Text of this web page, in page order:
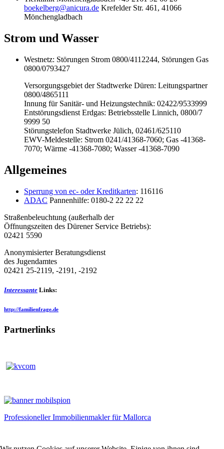
boekelberg@anicura.de Krefelder Str. 461, 41066
Mönchengladbach
Strom und Wasser
Westnetz: Störungen Strom 0800/4112244, Störungen Gas
0800/0793427
Versorgungsgebiet der Stadtwerke Düren: Leitungspartner
0800/4865111
Innung für Sanitär- und Heizungstechnik: 02422/9533999
Entstörungsdienst Erdgas: Betriebsstelle Linnich, 0800/7
9999 50
Störungstelefon Stadtwerke Jülich, 02461/625110
EWV-Meldestelle: Strom 0241/41368-7060; Gas -41368-
7070; Wärme -41368-7080; Wasser -41368-7090
Allgemeines
Sperrung von ec- oder Kreditkarten: 116116
ADAC Pannenhilfe: 0180-2 22 22 22
Straßenbeleuchtung (außerhalb der
Öffnungszeiten des Dürener Service Betriebs):
02421 5590
Anonymisierter Beratungsdienst
des Jugendamtes
02421 25-2119, -2191, -2192
Interessante Links:
http://familienfrage.de
Partnerlinks
Professioneller Immobilienmakler für Mallorca